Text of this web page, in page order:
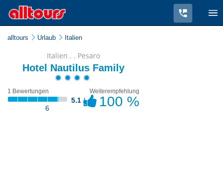
alltours Urlaub Italien
Italien . . Pesaro
Hotel Nautilus Family
1 Bewertungen
5.1 /
6
Weiterempfehlung
100 %